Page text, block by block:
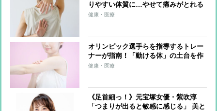
りやすい体質に…やせて痛みがとれる
「1日3分の背中ストレッチ」を整体師
健康・医療
オリンピック選手らを指導するトレー
ナーが指南！「動ける体」の土台を作
る簡単メソッド「ふるふる」とは？
健康・医療
《足首細っ！》元宝塚女優・紫吹淳
「つまりが出ると敏感に感じる」 美と